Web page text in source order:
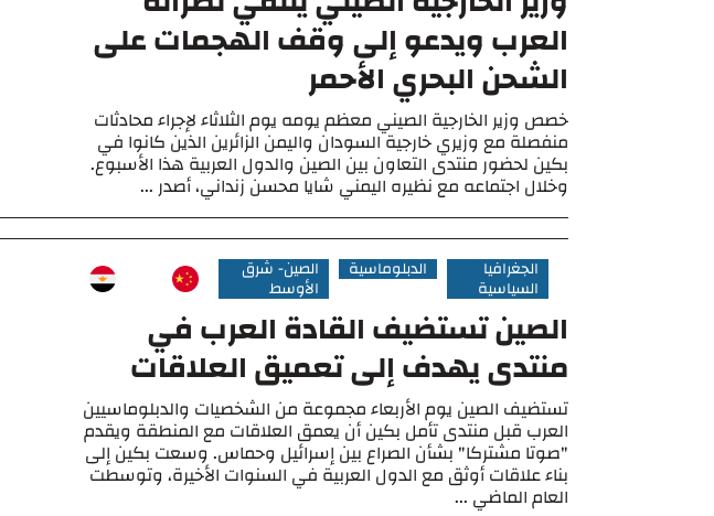
العرب ويدعو إلى وقف الهجمات على
الشحن البحري الأحمر
خصص وزير الخارجية الصيني معظم يومه يوم الثلاثاء لإجراء محادثات
منفصلة مع وزيري خارجية السودان واليمن الزائرين الذين كانوا في
بكين لحضور منتدى التعاون بين الصين والدول العربية هذا الأسبوع.
وخلال اجتماعه مع نظيره اليمني شايا محسن زنداني، أصدر ...
الجغرافيا
السياسية
الدبلوماسية الصين- شرق
الأوسط
الصين تستضيف القادة العرب في
منتدى يهدف إلى تعميق العلاقات
تستضيف الصين يوم الأربعاء مجموعة من الشخصيات والدبلوماسيين
العرب قبل منتدى تأمل بكين أن يعمق العلاقات مع المنطقة ويقدم
"صوتا مشتركا" بشأن الصراع بين إسرائيل وحماس. وسعت بكين إلى
بناء علاقات أوثق مع الدول العربية في السنوات الأخيرة، وتوسطت
العام الماضي ...